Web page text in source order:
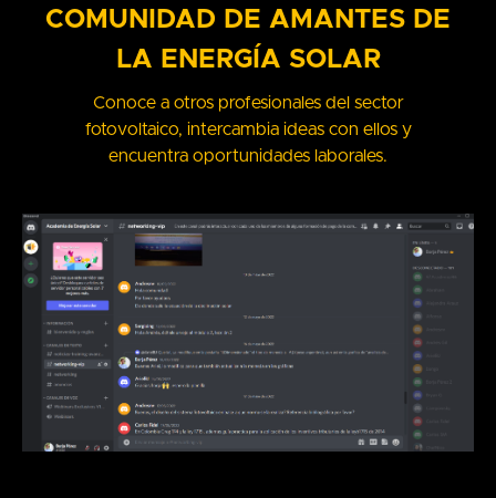
COMUNIDAD DE AMANTES DE
LA ENERGÍA SOLAR
Conoce a otros profesionales del sector
fotovoltaico, intercambia ideas con ellos y
encuentra oportunidades laborales.